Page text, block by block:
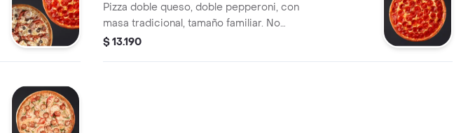
Pizza doble queso, doble pepperoni, con
masa tradicional, tamaño familiar. No
puedes realizarle cambio alguno.
$ 13.190